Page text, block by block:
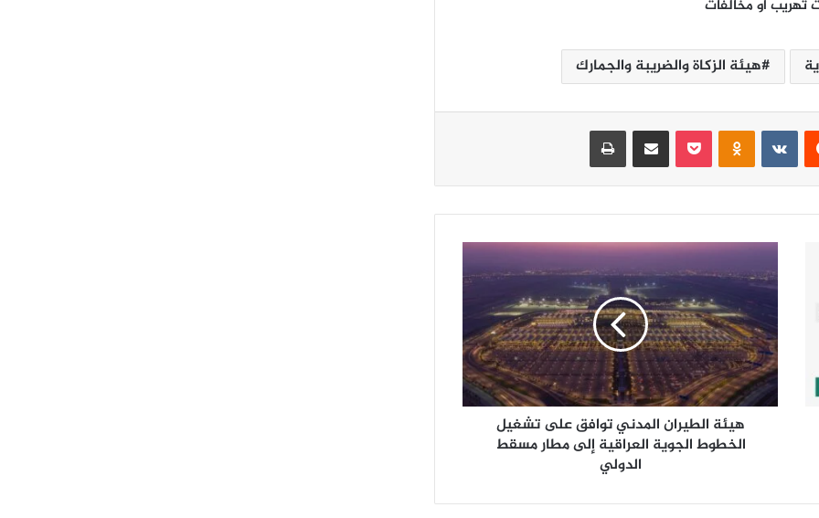
تهريب أو مخالفات
هيئة الزكاة والضريبة والجمارك
مشاركة عبر البريد
ه
ي
ئ
ا
ل
ط
ي
ر
م
هيئة الطيران المدني توافق على تشغيل
الخطوط الجوية العراقية إلى مطار مسقط
الدولي